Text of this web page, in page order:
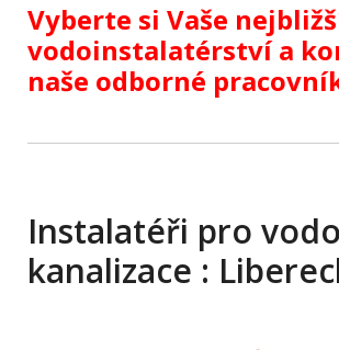
Vyberte si Vaše
vodoinstalatérství a
naše odborné
Instalatéři pro
kanalizace :